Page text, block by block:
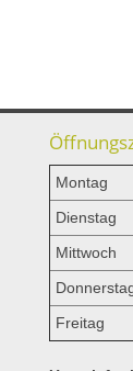
Montag
Dienstag
Mittwoch
Freitag